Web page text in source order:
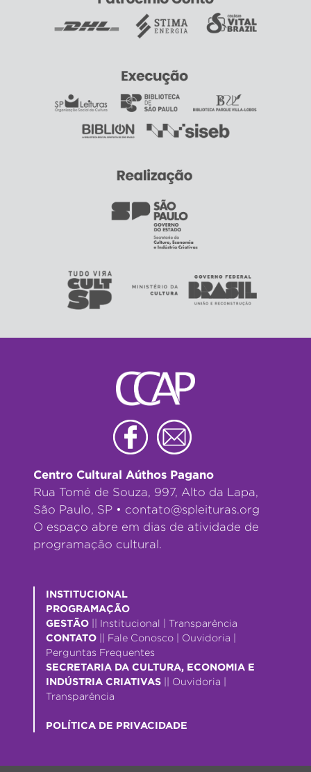
Centro Cultural Aúthos Pagano
Rua Tomé de Souza, 997, Alto da Lapa,
São Paulo, SP • contato@spleituras.org
O espaço abre em dias de atividade de
programação cultural.
INSTITUCIONAL
PROGRAMAÇÃO
GESTÃO
Institucional
Transparência
CONTATO
Fale Conosco Ouvidoria
Perguntas Frequentes
SECRETARIA DA CULTURA, ECONOMIA E
INDÚSTRIA CRIATIVAS
Ouvidoria
Transparência
POLÍTICA DE PRIVACIDADE